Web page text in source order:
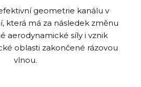
geometrie kanálu v
která má za následek změnu
aerodynamické síly i vznik
oblasti zakončené rázovou
vlnou.